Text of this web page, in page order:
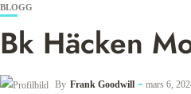
BLOGG
Bk Häcken
By Frank Goodwill mars 6,